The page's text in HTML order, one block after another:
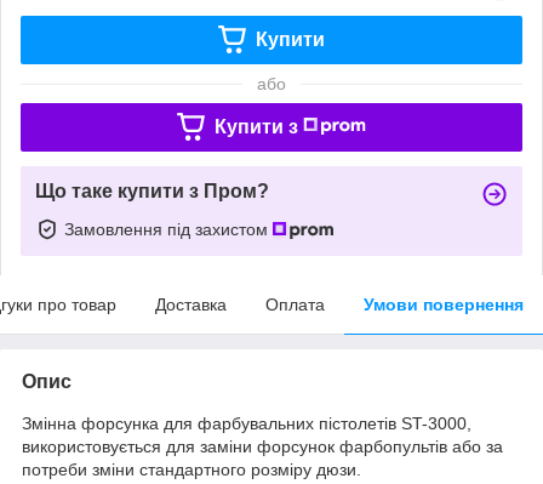
Купити
або
Купити з
Що таке купити з Пром?
Замовлення під захистом
про товар Доставка Оплата Умови повернення
Опис
Змінна форсунка для фарбувальних пістолетів ST-3000,
використовується для заміни форсунок фарбопультів або за
потреби зміни стандартного розміру дюзи.